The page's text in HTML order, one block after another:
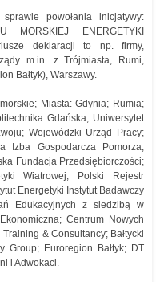
powołania inicjatywy:
MORSKIEJ ENERGETYKI
deklaracji to np. firmy,
m.in. z Trójmiasta, Rumi,
Bałtyk), Warszawy.
Miasta: Gdynia; Rumia;
Gdańska; Uniwersytet
Wojewódzki Urząd Pracy;
Izba Gospodarcza Pomorza;
Fundacja Przedsiębiorczości;
Wiatrowej; Polski Rejestr
Energetyki Instytut Badawczy
Edukacyjnych z siedzibą w
Centrum Nowych
& Consultancy; Bałtycki
Group; Euroregion Bałtyk; DT
i Adwokaci.